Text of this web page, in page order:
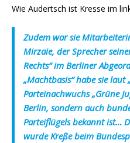
Wie Audertsch ist Kresse im
Zudem war sie
Mirzaie, der Sprecher
Rechts“ im Berliner
„Machtbasis“ habe sie laut
Parteinachwuchs „Grüne
Berlin, sondern auch
Parteiflügels bekannt ist…
wurde Kreße beim